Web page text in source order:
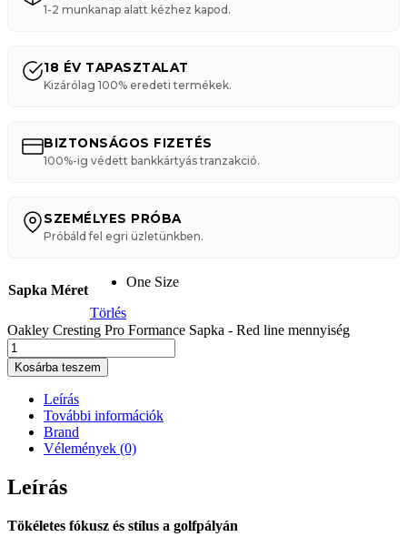
1-2 munkanap alatt kézhez kapod.
18 ÉV TAPASZTALAT
Kizárólag 100% eredeti termékek.
BIZTONSÁGOS FIZETÉS
100%-ig védett bankkártyás tranzakció.
SZEMÉLYES PRÓBA
Próbáld fel egri üzletünkben.
Sapka Méret
One Size
Törlés
Oakley Cresting Pro Formance Sapka - Red line mennyiség
Kosárba teszem
Leírás
További információk
Brand
Vélemények (0)
Leírás
Tökéletes fókusz és stílus a golfpályán